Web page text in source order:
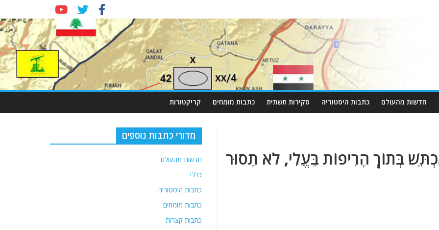
חדשות מהעולם כתבות היסטוריה סקירות תשתית כתבות מומחים קריקטורות
בְּתוֹךְ הָרִיפוֹת בַּעֱלִי, לֹא תָסוּר
מדורי כתבות נוספים
חדשות מהעולם
כללי
כתבות היסטוריה
כתבות מומחים
כתבות קצרות